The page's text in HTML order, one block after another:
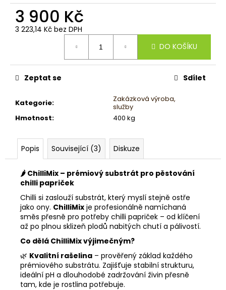
3 900 Kč
3 223,14 Kč bez DPH
DO KOŠÍKU
Kategorie:
Zakázková výroba,
služby
Hmotnost: 400 kg
Zeptat se Sdílet
Popis Související (3) Diskuze
🌶️ ChilliMix – prémiový substrát pro pěstování
chilli papriček
Chilli si zaslouží substrát, který myslí stejně ostře
jako ony. ChilliMix je profesionálně namíchaná
směs přesně pro potřeby chilli papriček – od klíčení
až po plnou sklizeň plodů nabitých chutí a pálivostí.
Co dělá ChilliMix výjimečným?
🌿 Kvalitní rašelina – prověřený základ každého
prémiového substrátu. Zajišťuje stabilní strukturu,
ideální pH a dlouhodobé zadržování živin přesně
tam, kde je rostlina potřebuje.